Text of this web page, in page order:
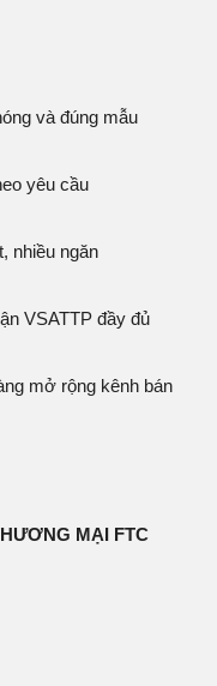
và đúng mẫu
yêu cầu
nhiều ngăn
VSATTP đầy đủ
mở rộng kênh bán
MẠI FTC